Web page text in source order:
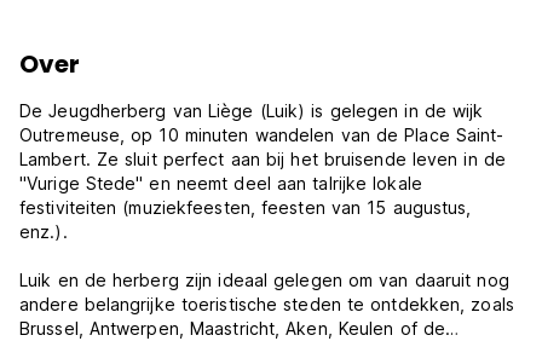
Over
De Jeugdherberg van Liège (Luik) is gelegen in de wijk
Outremeuse, op 10 minuten wandelen van de Place Saint-
Lambert. Ze sluit perfect aan bij het bruisende leven in de
"Vurige Stede" en neemt deel aan talrijke lokale
festiviteiten (muziekfeesten, feesten van 15 augustus,
enz.).
Luik en de herberg zijn ideaal gelegen om van daaruit nog
andere belangrijke toeristische steden te ontdekken, zoals
Brussel, Antwerpen, Maastricht, Aken, Keulen of de